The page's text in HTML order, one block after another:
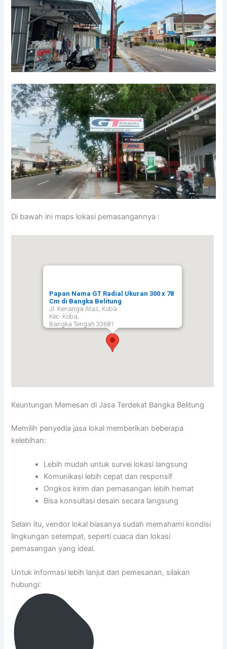
Di bawah ini maps lokasi pemasangannya :
Papan Nama GT Radial Ukuran 300 x 78
Cm di Bangka Belitung
Jl. Kenanga Atas, Koba
Kec. Koba,
Bangka Tengah 33681
Keuntungan Memesan di Jasa Terdekat Bangka Belitung
Memilih penyedia jasa lokal memberikan beberapa
kelebihan:
Lebih mudah untuk survei lokasi langsung
Komunikasi lebih cepat dan responsif
Ongkos kirim dan pemasangan lebih hemat
Bisa konsultasi desain secara langsung
Selain itu, vendor lokal biasanya sudah memahami kondisi
lingkungan setempat, seperti cuaca dan lokasi
pemasangan yang ideal.
Untuk informasi lebih lanjut dan pemesanan, silakan
hubungi: